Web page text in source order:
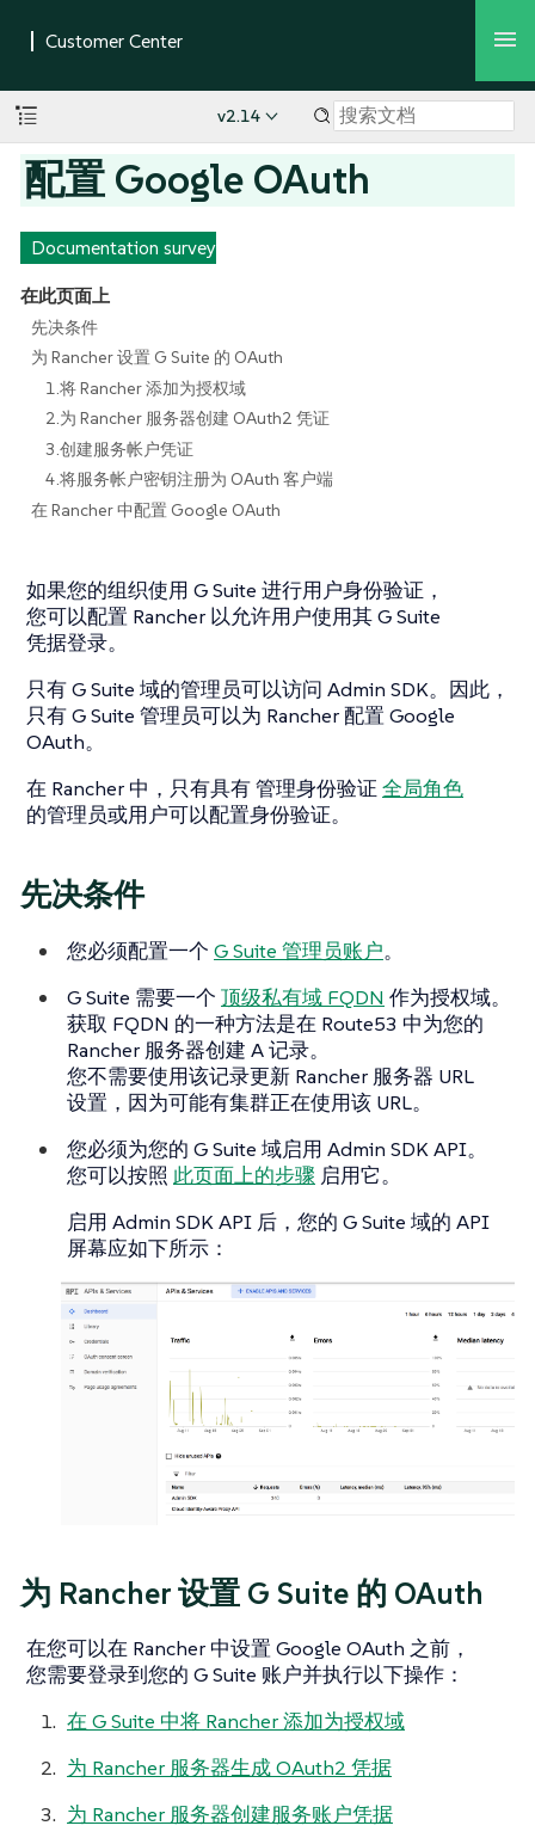
v2.14
配置 Google OAuth
Documentation survey
在此页面上
先决条件
为 Rancher 设置 G Suite 的 OAuth
1.将 Rancher 添加为授权域
2.为 Rancher 服务器创建 OAuth2 凭证
3.创建服务帐户凭证
4.将服务帐户密钥注册为 OAuth 客户端
在 Rancher 中配置 Google OAuth
如果您的组织使用 G Suite 进行用户身份验证，
您可以配置 Rancher 以允许用户使用其 G Suite
凭据登录。
只有 G Suite 域的管理员可以访问 Admin SDK。因此，
只有 G Suite 管理员可以为 Rancher 配置 Google
OAuth。
在 Rancher 中，只有具有管理身份验证 全局角色
的管理员或用户可以配置身份验证。
先决条件
您必须配置一个 G Suite 管理员账户。
G Suite 需要一个 顶级私有域 FQDN 作为授权域。
获取 FQDN 的一种方法是在 Route53 中为您的
Rancher 服务器创建 A 记录。
您不需要使用该记录更新 Rancher 服务器 URL
设置，因为可能有集群正在使用该 URL。
您必须为您的 G Suite 域启用 Admin SDK API。
您可以按照 此页面上的步骤 启用它。
启用 Admin SDK API 后，您的 G Suite 域的 API
屏幕应如下所示：
为 Rancher 设置 G Suite 的 OAuth
在您可以在 Rancher 中设置 Google OAuth 之前，
您需要登录到您的 G Suite 账户并执行以下操作：
在 G Suite 中将 Rancher 添加为授权域
为 Rancher 服务器生成 OAuth2 凭据
为 Rancher 服务器创建服务账户凭据